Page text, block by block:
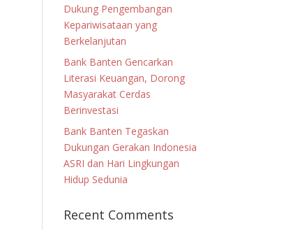
Dukung Pengembangan
Kepariwisataan yang
Berkelanjutan
Bank Banten Gencarkan
Literasi Keuangan, Dorong
Masyarakat Cerdas
Berinvestasi
Bank Banten Tegaskan
Dukungan Gerakan Indonesia
ASRI dan Hari Lingkungan
Hidup Sedunia
Recent Comments